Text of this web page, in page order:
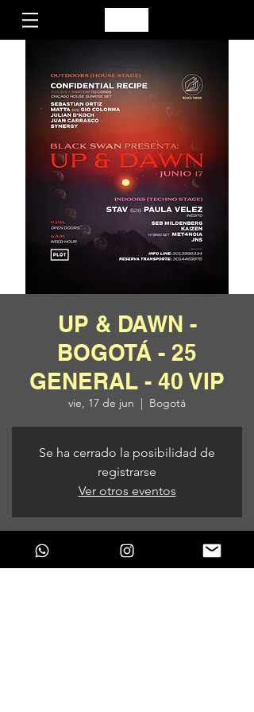
UP & DAWN -
BOGOTÁ - 25
GENERAL - 40 VIP
vie, 17 de jun
  |
Bogotá
Se ha cerrado la posibilidad de
registrarse
Ver otros eventos
Horario y ubicación